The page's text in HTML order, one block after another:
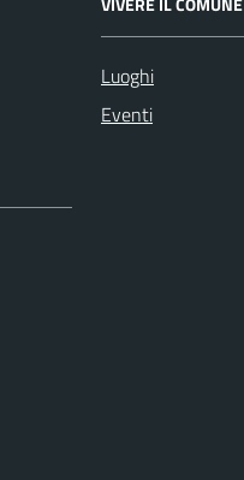
Luoghi
Eventi